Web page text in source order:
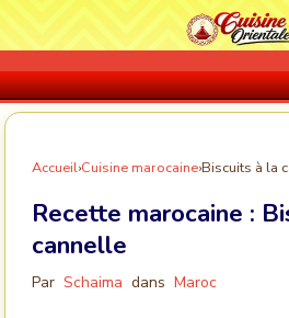
Accueil›Cuisine marocaine›Biscuits à la
Recette marocaine :
cannelle
Par Schaima dans Maroc